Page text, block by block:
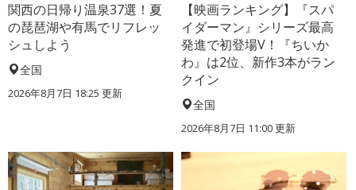
関西の日帰り温泉37選！夏
の琵琶湖や有馬でリフレッ
シュしよう
全国
2026年8月7日 18:25 更新
【映画ランキング】『スパ
イダーマン』シリーズ最高
発進で初登場V！『ちいか
わ』は2位、新作3本がラン
クイン
全国
2026年8月7日 11:00更新